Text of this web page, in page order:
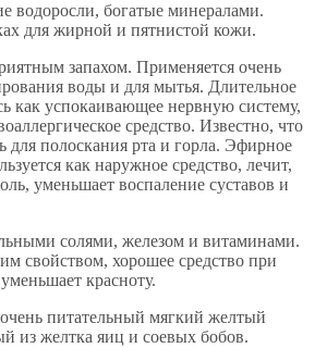
водоросли, богатые минералами.
для жирной и пятнистой кожи.
запахом. Применяется очень
воды и для мытья. Длительное
как успокаивающее нервную систему,
средство. Известно, что
для полоскания рта и горла. Эфирное
как наружное средство, лечит,
уменьшает воспаление суставов и
солями, железом и витаминами.
свойством, хорошее средство при
красноту.
питательный мягкий желтый
из желтка яиц и соевых бобов.